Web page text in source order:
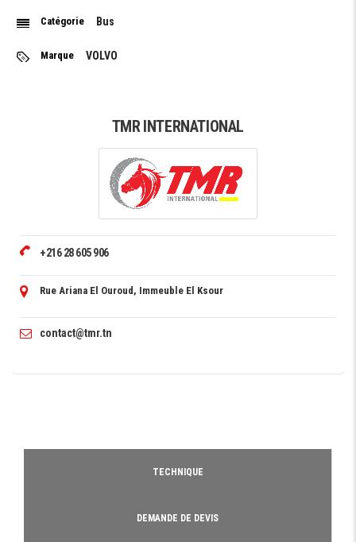
Catégorie Bus
Marque VOLVO
TMR INTERNATIONAL
+216 28 605 906
Rue Ariana El Ouroud, Immeuble El Ksour
contact@tmr.tn
TECHNIQUE
DEMANDE DE DEVIS